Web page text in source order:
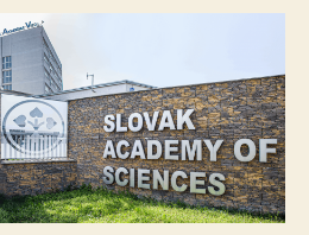
okamžite
pôsobenie
v
akadémii